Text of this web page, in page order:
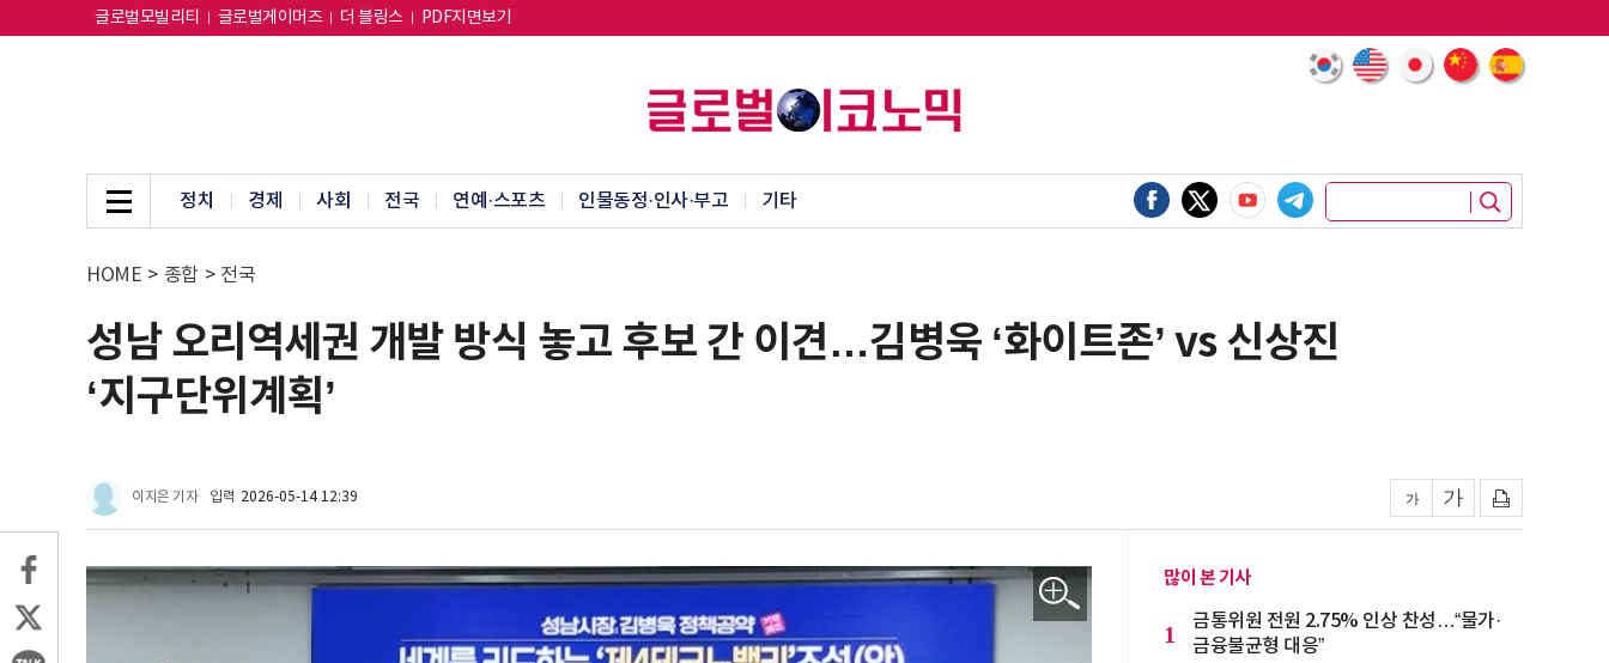
글로벌모빌리티 글로벌게이머즈 더 블링스 PDF지면보기
정치 경제 사회 전국 연예·스포츠 인물동정·인사·부고 기타
HOME > 종합 > 전국
성남 오리역세권 개발 방식 놓고 후보 간 이견…김병욱 ‘화이트존’ vs 신상진
‘지구단위계획’
이지은 기자 입력 2026-05-14 12:39
많이 본 기사
1
금통위원 전원 2.75% 인상 찬성…“물가·
금융불균형 대응”